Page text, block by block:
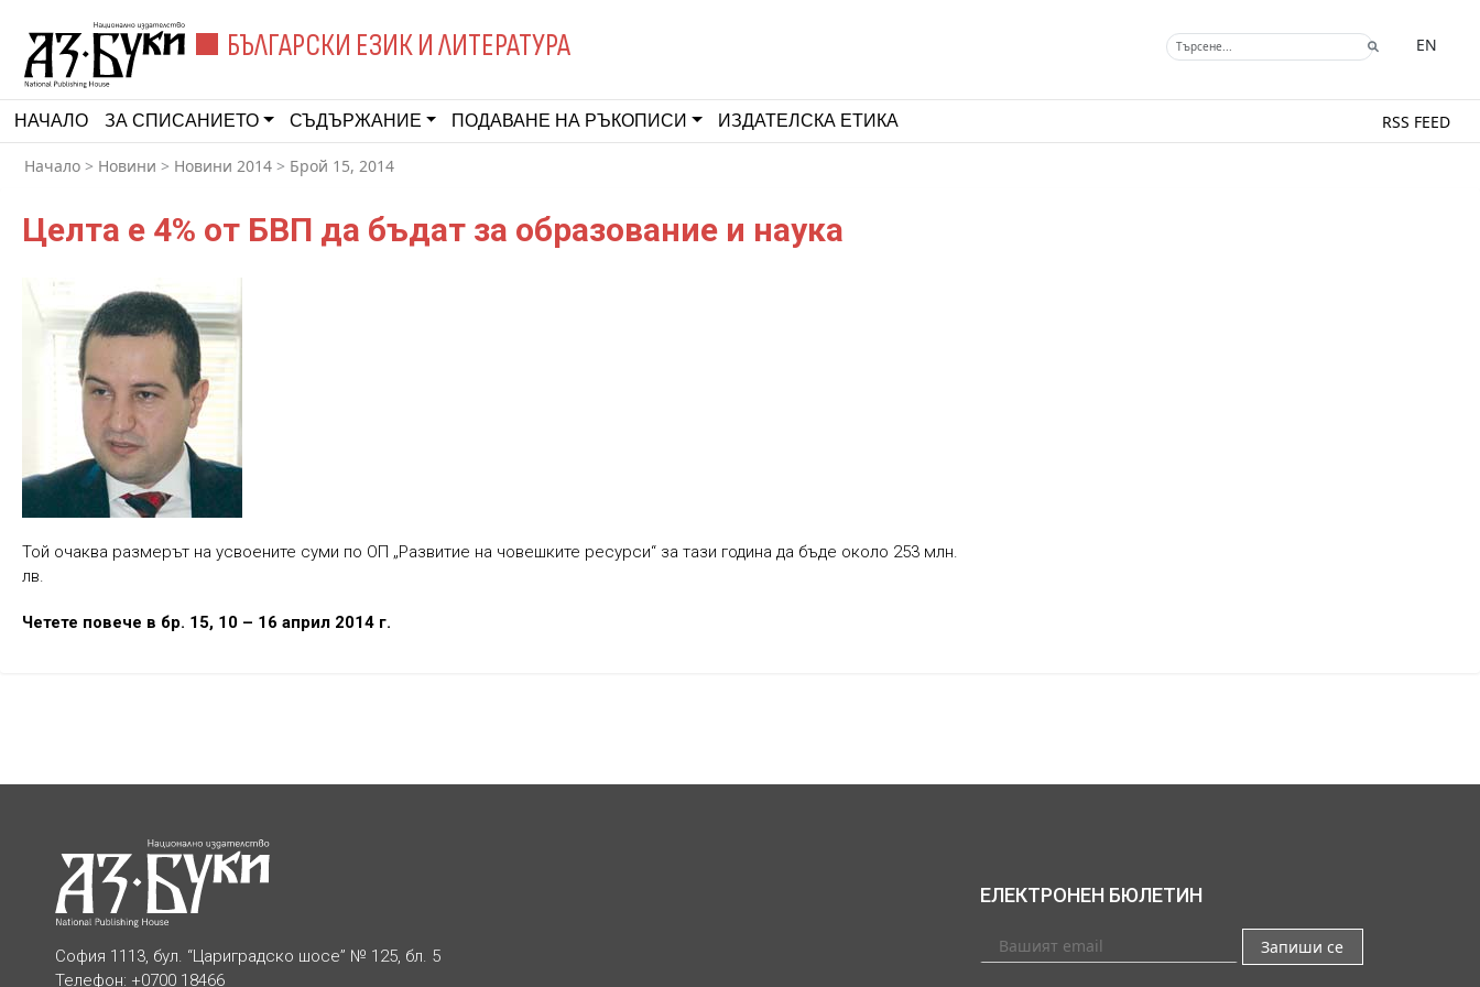
БЪЛГАРСКИ ЕЗИК И ЛИТЕРАТУРА EN
НАЧАЛО ЗА СПИСАНИЕТО СЪДЪРЖАНИЕ ПОДАВАНЕ НА РЪКОПИСИ ИЗДАТЕЛСКА ЕТИКА RSS FEED
Начало > Новини > Новини 2014 > Брой 15, 2014
Целта е 4% от БВП да бъдат за образование и наука
Той очаква размерът на усвоените суми по ОП „Развитие на човешките ресурси“ за тази година да бъде около 253 млн.
лв.
Четете повече в бр. 15, 10 – 16 април 2014 г.
София 1113, бул. “Цариградско шосе” № 125, бл. 5
Телефон: +0700 18466
ЕЛЕКТРОНЕН БЮЛЕТИН
Запиши се